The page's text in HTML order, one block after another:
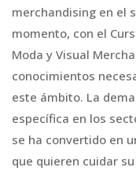
merchandising en el
momento, con el
Moda y Visual
conocimientos
este ámbito. La
específica en los
se ha convertido en
que quieren cuidar